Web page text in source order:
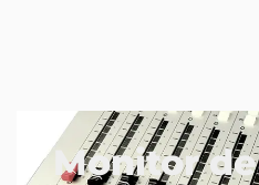
Monitor